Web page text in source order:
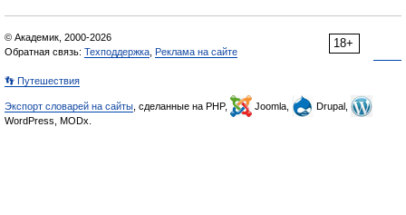
18+
© Академик, 2000-2026
Обратная связь: Техподдержка Реклама на сайте
👣 Путешествия
Экспорт словарей на сайты , сделанные на PHP, Joomla,
Drupal,
WordPress, MODx.